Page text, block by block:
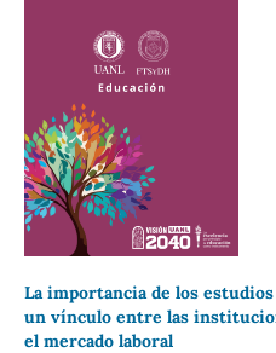
La importancia de los
un vínculo entre las
el mercado laboral